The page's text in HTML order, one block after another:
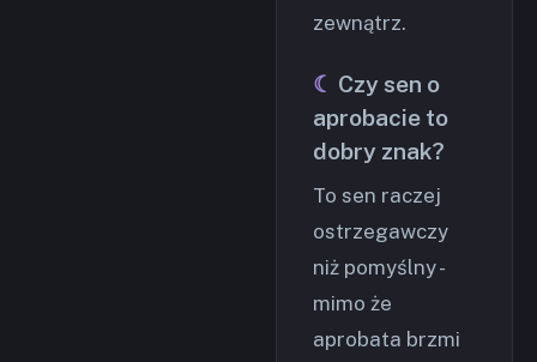
zewnątrz.
Czy sen o
aprobacie to
dobry znak?
To sen raczej
ostrzegawczy
niż pomyślny -
mimo że
aprobata brzmi